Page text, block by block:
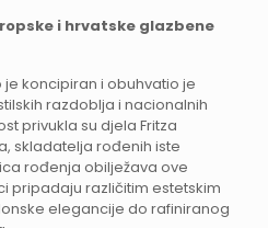
i hrvatske glazbene
koncipiran i obuhvatio je
razdoblja i nacionalnih
privukla su djela Fritza
skladatelja rođenih iste
rođenja obilježava ove
pripadaju različitim estetskim
elegancije do rafiniranog